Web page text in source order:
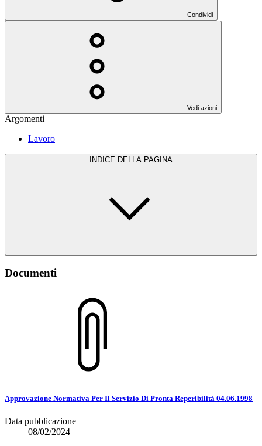
Condividi
Vedi azioni
Argomenti
Lavoro
INDICE DELLA PAGINA
Documenti
Approvazione Normativa Per Il Servizio Di Pronta Reperibilità 04.06.1998
Data pubblicazione
08/02/2024